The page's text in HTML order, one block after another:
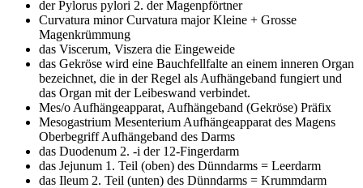
der Pylorus pylori 2. der Magenpförtner
Curvatura minor Curvatura majorKleine + Grosse
Magenkrümmung
das Viscerum, Viszera die Eingeweide
das Gekröse wird eine Bauchfellfalte an einem inneren Organ
bezeichnet, die in der Regel als Aufhängeband fungiert und
das Organ mit der Leibeswand verbindet.
Mes/o Aufhängeapparat, Aufhängeband (Gekröse) Präfix
Mesogastrium Mesenterium Aufhängeapparat des Magens
Oberbegriff Aufhängeband des Darms
das Duodenum 2. -i der 12-Fingerdarm
das Jejunum 1. Teil (oben) des Dünndarms = Leerdarm
das Ileum 2. Teil (unten) des Dünndarms = Krummdarm